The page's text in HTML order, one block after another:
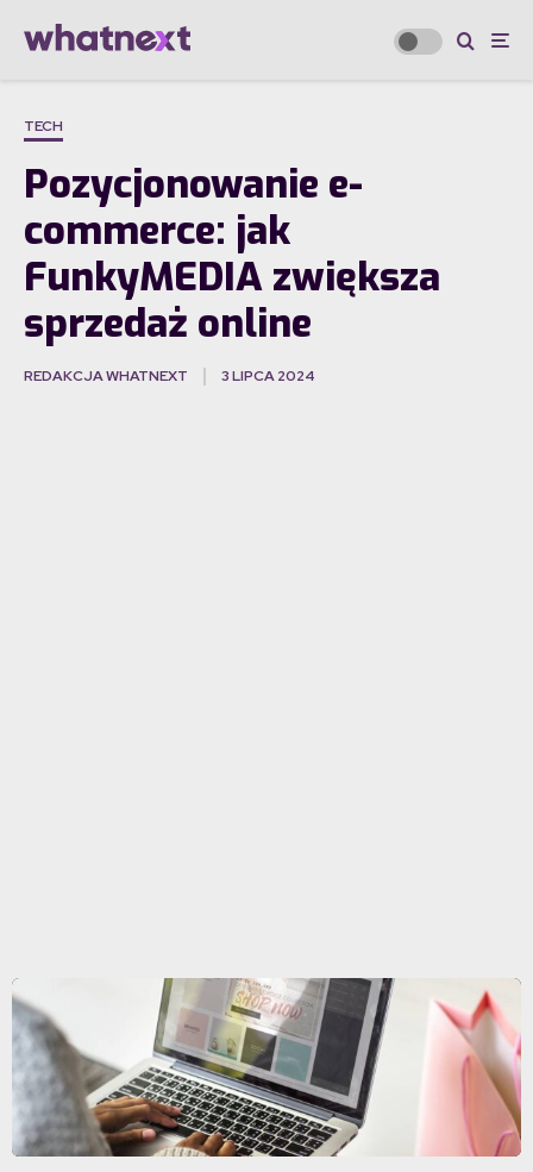
TECH
Pozycjonowanie e-
commerce: jak
FunkyMEDIA zwiększa
sprzedaż online
REDAKCJA WHATNEXT 3 LIPCA 2024